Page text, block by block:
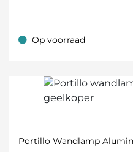
Op voorraad
Op voorraad
Portillo Wandlamp